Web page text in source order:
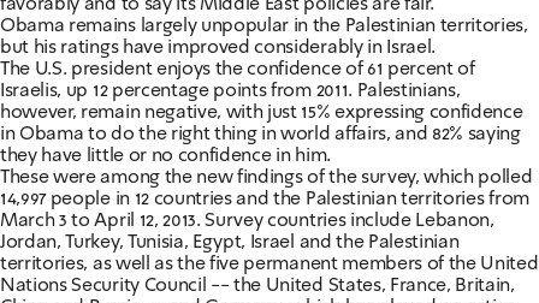
favorably and to say its Middle East policies are fair.
Obama remains largely unpopular in the Palestinian territories,
but his ratings have improved considerably in Israel.
The U.S. president enjoys the confidence of 61 percent of
Israelis, up 12 percentage points from 2011. Palestinians,
however, remain negative, with just 15% expressing confidence
in Obama to do the right thing in world affairs, and 82% saying
they have little or no confidence in him.
These were among the new findings of the survey, which polled
14,997 people in 12 countries and the Palestinian territories from
March 3 to April 12, 2013. Survey countries include Lebanon,
Jordan, Turkey, Tunisia, Egypt, Israel and the Palestinian
territories, as well as the five permanent members of the United
Nations Security Council -- the United States, France, Britain,